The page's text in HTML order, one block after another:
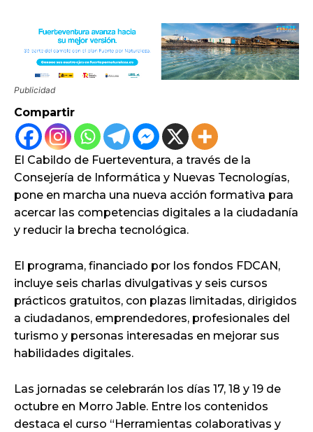
Publicidad
Compartir
El Cabildo de Fuerteventura, a través de la
Consejería de Informática y Nuevas Tecnologías,
pone en marcha una nueva acción formativa para
acercar las competencias digitales a la ciudadanía
y reducir la brecha tecnológica.
El programa, financiado por los fondos FDCAN,
incluye seis charlas divulgativas y seis cursos
prácticos gratuitos, con plazas limitadas, dirigidos
a ciudadanos, emprendedores, profesionales del
turismo y personas interesadas en mejorar sus
habilidades digitales.
Las jornadas se celebrarán los días 17, 18 y 19 de
octubre en Morro Jable. Entre los contenidos
destaca el curso “Herramientas colaborativas y